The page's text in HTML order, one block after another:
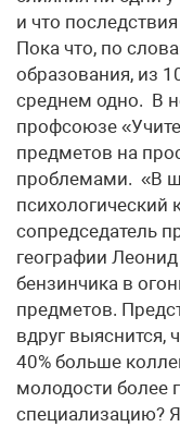
и что
Пока что, по
образования, из
среднем одно. В
профсоюзе
предметов на
проблемами. «В
психологический
сопредседатель
географии
бензинчика в
предметов.
вдруг выяснится,
40% больше
молодости более
специализацию?